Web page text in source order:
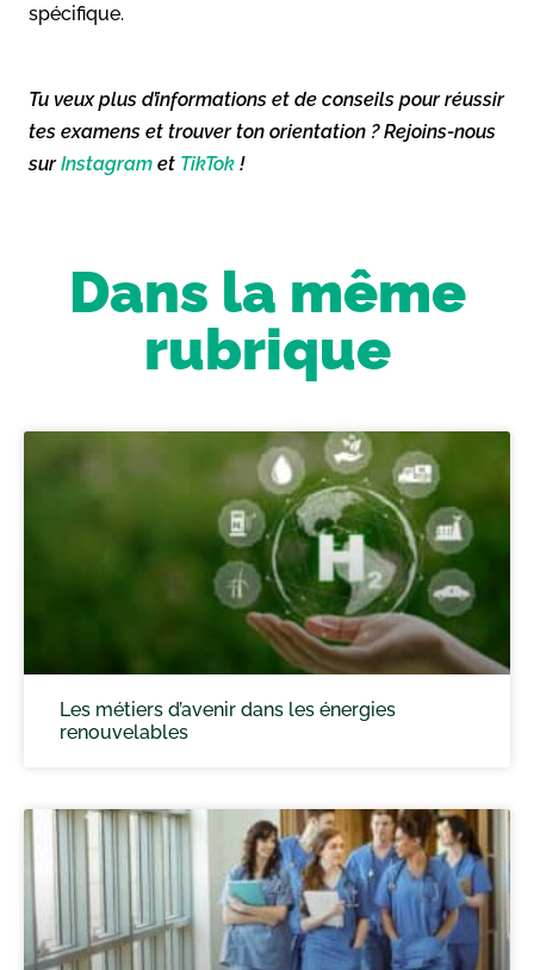
spécifique.
Tu veux plus d’informations et de conseils pour réussir
tes examens et trouver ton orientation ? Rejoins-nous
surInstagram et TikTok !
Dans la même
rubrique
Les métiers d’avenir dans les énergies
renouvelables